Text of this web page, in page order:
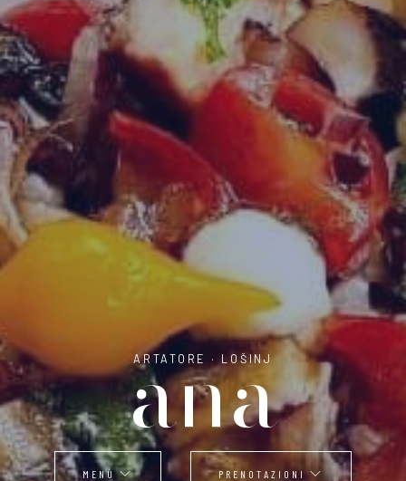
ARTATORE · LOŠINJ
ana
MENÙ PRENOTAZIONI